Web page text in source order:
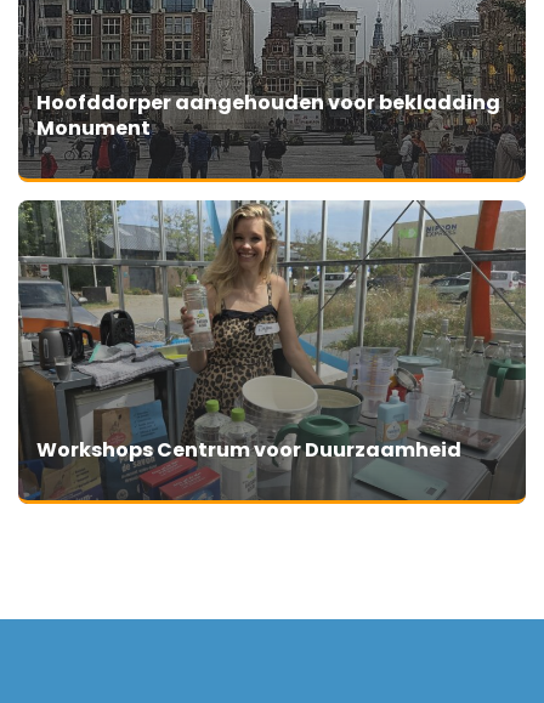
Hoofddorper aangehouden voor bekladding
Monument
Workshops Centrum voor Duurzaamheid